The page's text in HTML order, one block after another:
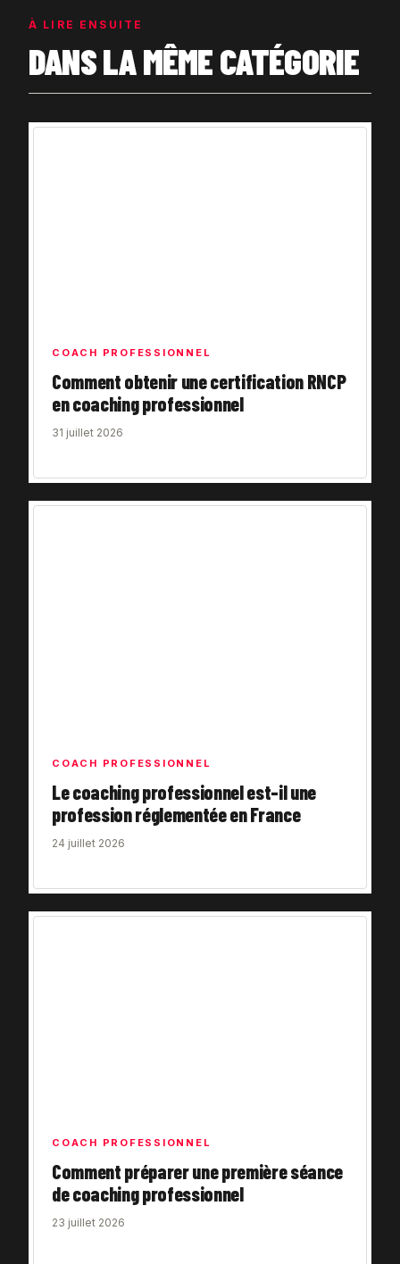
À LIRE ENSUITE
DANS LA MÊME CATÉGORIE
COACH PROFESSIONNEL
Comment obtenir une certification RNCP
en coaching professionnel
31 juillet 2026
COACH PROFESSIONNEL
Le coaching professionnel est-il une
profession réglementée en France
24 juillet 2026
COACH PROFESSIONNEL
Comment préparer une première séance
de coaching professionnel
23 juillet 2026